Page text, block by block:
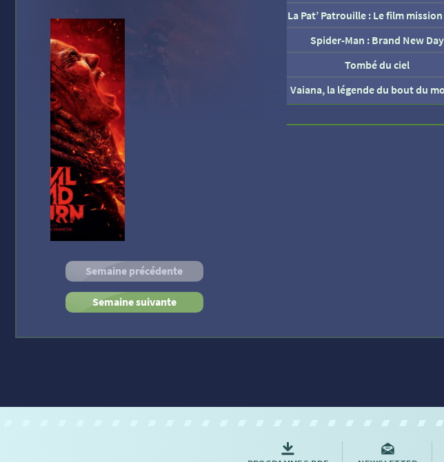
Semaine précédente
Semaine suivante
La Pat’ Patrouille : Le film
Spider-Man : Brand New Day
Tombé du ciel
Vaiana, la légende du bout du